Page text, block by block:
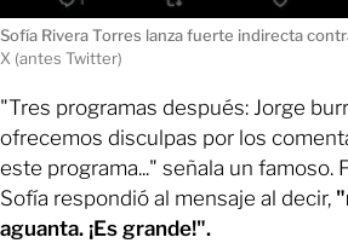
Sofía Rivera Torres lanza fuerte indirecta
X (antes Twitter)
"Tres programas después: Jorge
ofrecemos disculpas por los
este programa..." señala un famoso.
Sofía respondió al mensaje al decir,
aguanta. ¡Es grande!".